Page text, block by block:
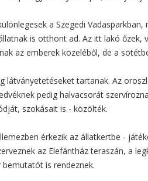
a Szegedi
is otthont ad. Az itt lakó
az emberek közeléből, de a
látványetetéseket tartanak. Az
pedig halvacsorát
szokásait is - közölték.
érkezik az állatkertbe -
az Elefántház teraszán, a
is rendeznek.